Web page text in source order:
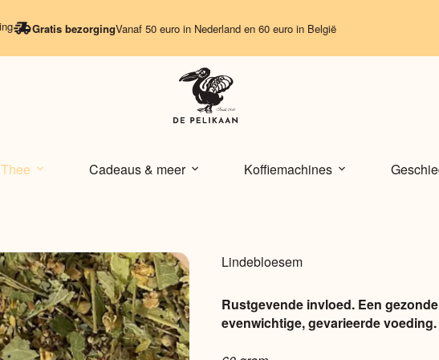
Gratis bezorgingVanaf 50 euro in Nederland en 60 euro in België
Thee Cadeaus & meer Koffiemachines
Lindebloesem
Rustgevende invloed. Een
evenwichtige, gevarieerde voeding.